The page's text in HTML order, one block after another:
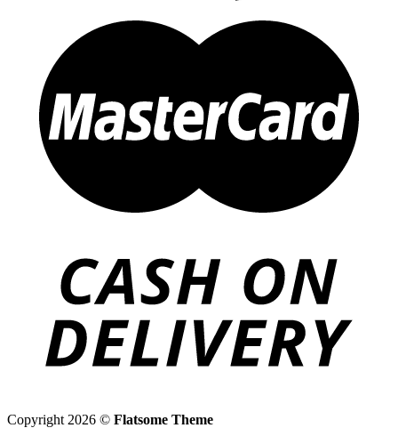
Copyright 2026 © Flatsome Theme